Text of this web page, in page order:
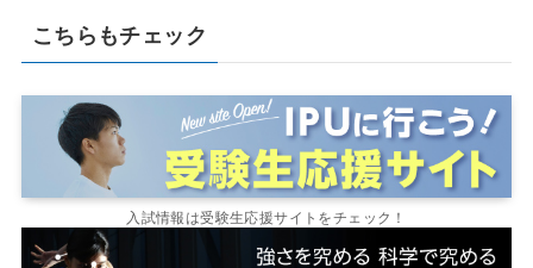
こちらもチェック
入試情報は受験生応援サイトをチェック！